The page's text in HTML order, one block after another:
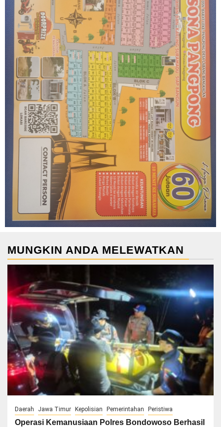
MUNGKIN ANDA MELEWATKAN
Daerah Jawa Timur Kepolisian Pemerintahan Peristiwa
Operasi Kemanusiaan Polres Bondowoso Berhasil